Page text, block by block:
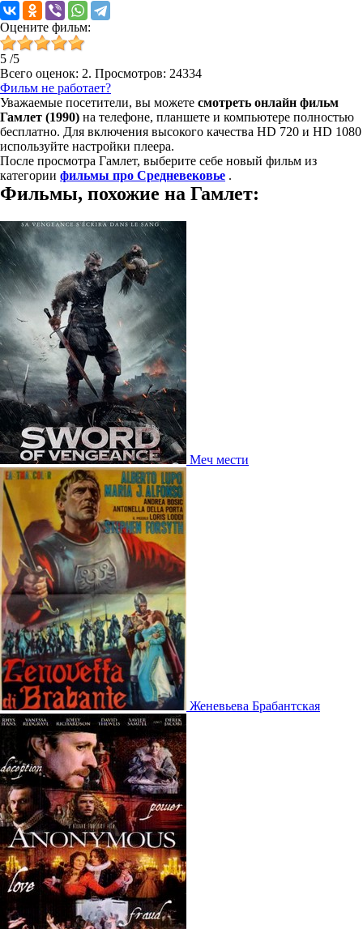
Оцените фильм:
5 /5
Всего оценок: 2. Просмотров: 24334
Фильм не работает?
Уважаемые посетители, вы можете смотреть онлайн фильм
Гамлет (1990) на телефоне, планшете и компьютере полностью
бесплатно. Для включения высокого качества HD 720 и HD 1080
используйте настройки плеера.
После просмотра Гамлет, выберите себе новый фильм из
категории фильмы про Средневековье .
Фильмы, похожие на Гамлет:
Меч мести
Женевьева Брабантская